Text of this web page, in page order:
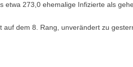
etwa 273,0 ehemalige Infizierte als
auf dem 8. Rang, unverändert zu